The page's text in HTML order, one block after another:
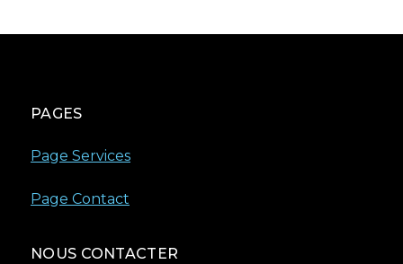
PAGES
Page Services
Page Contact
NOUS CONTACTER